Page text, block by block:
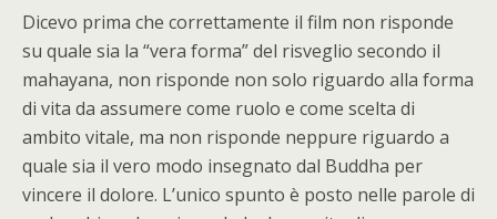
Dicevo prima che correttamente il film non risponde
su quale sia la “vera forma” del risveglio secondo il
mahayana, non risponde non solo riguardo alla forma
di vita da assumere come ruolo e come scelta di
ambito vitale, ma non risponde neppure riguardo a
quale sia il vero modo insegnato dal Buddha per
vincere il dolore. L’unico spunto è posto nelle parole di